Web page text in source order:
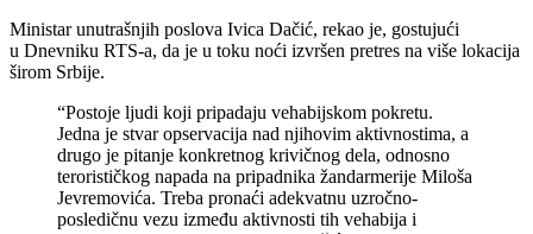
Ministar unutrašnjih poslova Ivica Dačić, rekao je, gostujući
u Dnevniku RTS-a, da je u toku noći izvršen pretres na više lokacija
širom Srbije.
“Postoje ljudi koji pripadaju vehabijskom pokretu.
Jedna je stvar opservacija nad njihovim aktivnostima, a
drugo je pitanje konkretnog krivičnog dela, odnosno
terorističkog napada na pripadnika žandarmerije Miloša
Jevremovića. Treba pronaći adekvatnu uzročno-
posledičnu vezu između aktivnosti tih vehabija i